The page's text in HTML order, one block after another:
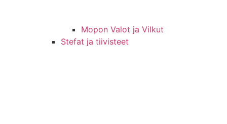
Mopon Valot ja Vilkut
Stefat ja tiivisteet